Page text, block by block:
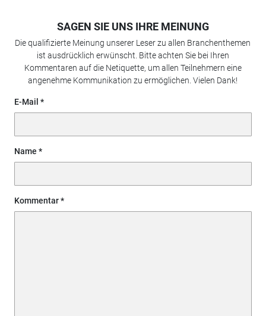
SAGEN SIE UNS IHRE MEINUNG
Die qualifizierte Meinung unserer Leser zu allen Branchenthemen
ist ausdrücklich erwünscht. Bitte achten Sie bei Ihren
Kommentaren auf die Netiquette, um allen Teilnehmern eine
angenehme Kommunikation zu ermöglichen. Vielen Dank!
E-Mail
Name
Kommentar